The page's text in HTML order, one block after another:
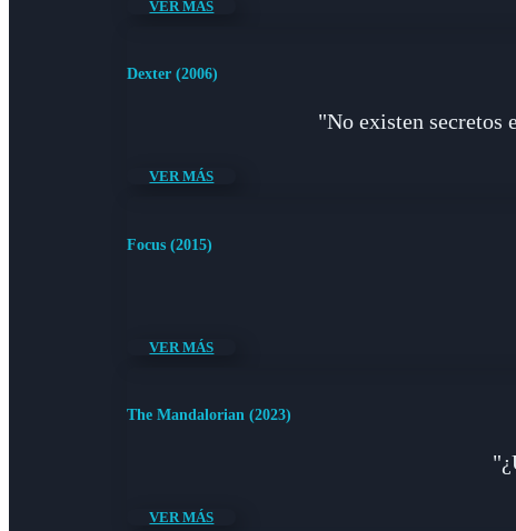
VER MÁS
Dexter (2006)
"No existen secretos
VER MÁS
Focus (2015)
VER MÁS
The Mandalorian (2023)
VER MÁS